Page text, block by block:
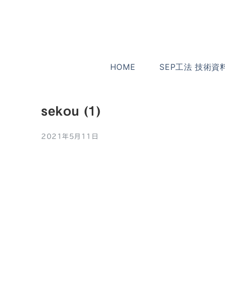
HOME SEP工法 技術資
sekou (1)
2021年5月11日